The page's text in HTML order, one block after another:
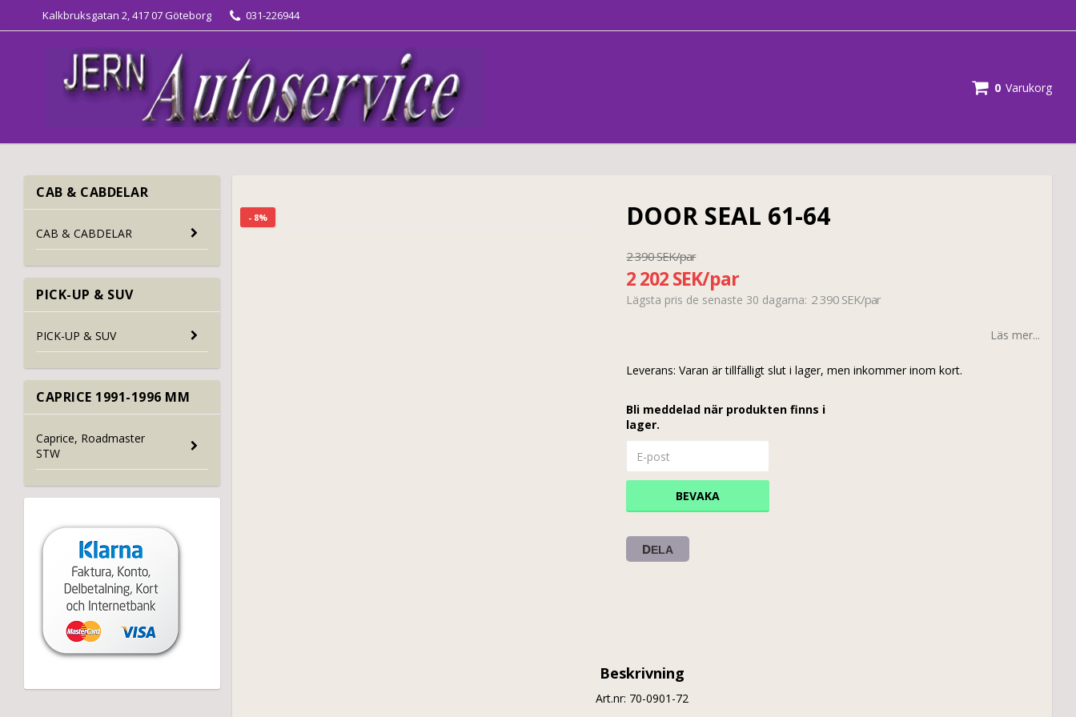
Kalkbruksgatan 2, 417 07 Göteborg 031-226944
0 Varukorg
CAB & CABDELAR
CAB & CABDELAR
PICK-UP & SUV
PICK-UP & SUV
CAPRICE 1991-1996 MM
Caprice, Roadmaster
STW
- 8% DOOR SEAL 61-64
2 390 SEK/par
2 202 SEK/par
Lägsta pris de senaste 30 dagarna 2 390 SEK/par
Läs mer...
Leverans:Varan är tillfälligt slut i lager, men inkommer inom kort.
Bli meddelad när produkten finns i
lager.
BEVAKA
DELA
Beskrivning
Art.nr: 70-0901-72